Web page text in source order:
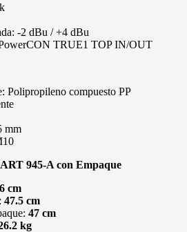
-2 dBu / +4 dBu
TRUE1 TOP IN/OUT
Polipropileno compuesto PP
mm
945-A con Empaque
cm
47.5 cm
47 cm
kg